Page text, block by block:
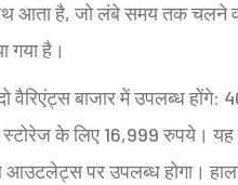
आता है, जो लंबे समय तक चलने
गया है।
बाजार में उपलब्ध होंगे:
के लिए 16,999 रुपये।
पर उपलब्ध होगा।